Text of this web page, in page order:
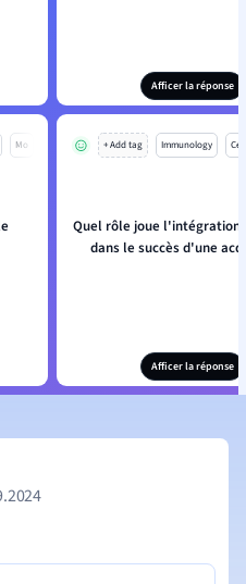
Afficer la réponse
Mo + Add tag Immunology
Quel rôle joue l'intégration
dans le succès d'une
Afficer la réponse